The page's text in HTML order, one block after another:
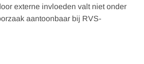
externe invloeden valt niet onder
aantoonbaar bij RVS-